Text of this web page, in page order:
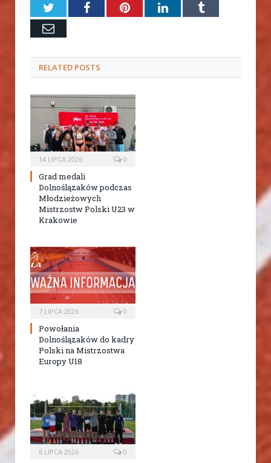
TwitterFacebookPinterestLinkedInTumblr
Email
RELATED POSTS
14 LIPCA 2026 0
Grad medali
Dolnoślązaków podczas
Młodzieżowych
Mistrzostw Polski U23 w
Krakowie
7 LIPCA 2026 0
Powołania
Dolnoślązaków do kadry
Polski na Mistrzostwa
Europy U18
6 LIPCA 2026 0